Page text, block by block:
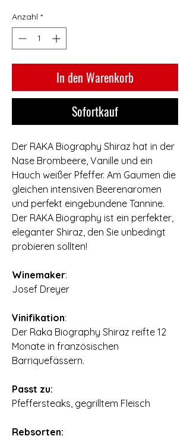
Anzahl *
In den Warenkorb
Sofortkauf
Der RAKA Biography Shiraz hat in der
Nase Brombeere, Vanille und ein
Hauch weißer Pfeffer. Am Gaumen die
gleichen intensiven Beerenaromen
und perfekt eingebundene Tannine.
Der RAKA Biography ist ein perfekter,
eleganter Shiraz, den Sie unbedingt
probieren sollten!
Winemaker:
Josef Dreyer
Vinifikation:
Der Raka Biography Shiraz reifte 12
Monate in französischen
Barriquefässern.
Passt zu:
Pfeffersteaks, gegrilltem Fleisch
Rebsorten: